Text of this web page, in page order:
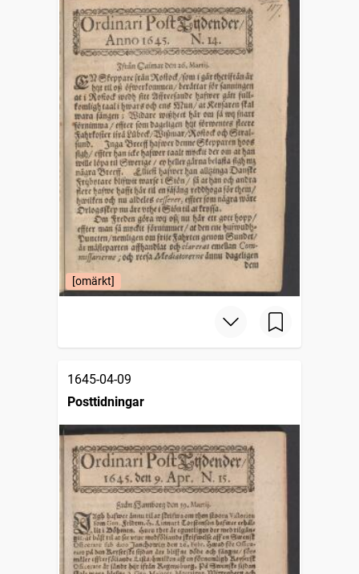
[omärkt]
1645-04-09
Posttidningar